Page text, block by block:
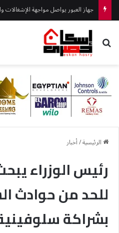
بحث عن
الرئيسية/أخبار
رئيس الوزراء
للحد من حوادث
بشراكة